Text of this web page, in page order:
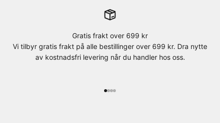
Gratis frakt over 699 kr
Vi tilbyr gratis frakt på alle bestillinger over 699 kr. Dra nytte
av kostnadsfri levering når du handler hos oss.